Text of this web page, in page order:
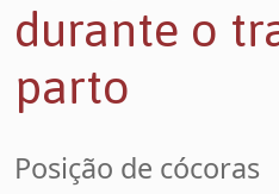
durante o
parto
Posição de cócoras